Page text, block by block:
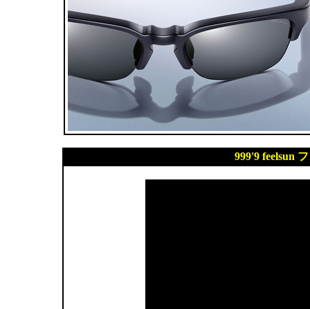
999'9 feelsun